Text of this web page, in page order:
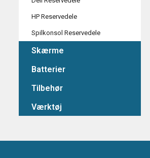
HP Reservedele
Spilkonsol Reservedele
Skærme
Batterier
Tilbehør
Værktøj